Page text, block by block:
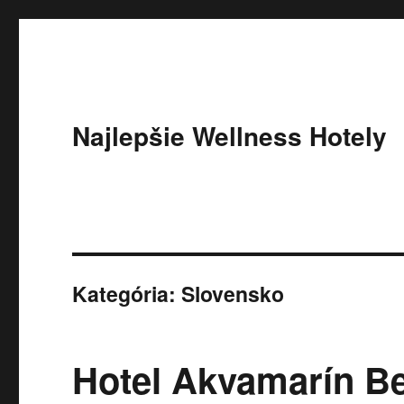
Najlepšie Wellness Hotely
Kategória:Slovensko
Hotel Akvamarín